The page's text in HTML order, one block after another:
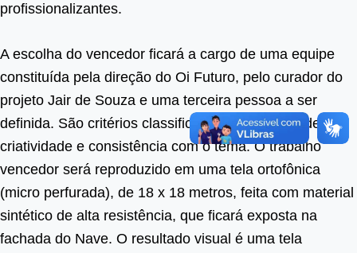
profissionalizantes.
A escolha do vencedor ficará a cargo de uma equipe
constituída pela direção do Oi Futuro, pelo curador do
projeto Jair de Souza e uma terceira pessoa a ser
definida. São critérios classificatórios originalidade,
criatividade e consistência com o tema. O trabalho
vencedor será reproduzido em uma tela ortofônica
(micro perfurada), de 18 x 18 metros, feita com material
sintético de alta resistência, que ficará exposta na
fachada do Nave. O resultado visual é uma tela